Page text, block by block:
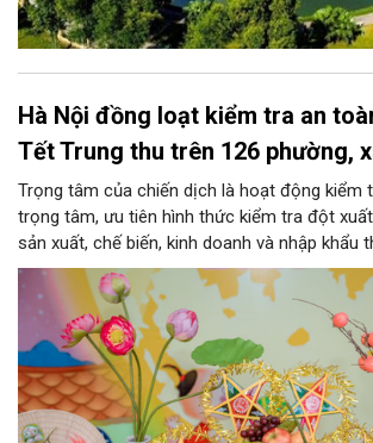
Hà Nội đồng loạt kiểm tra an
Tết Trung thu trên 126 phường,
Trọng tâm của chiến dịch là hoạt động kiểm
trọng tâm, ưu tiên hình thức kiểm tra đột
sản xuất, chế biến, kinh doanh và nhập khẩu
nhóm mặt hàng tiêu thụ mạnh như bánh
kẹo, rượu, bia, nước giải khát, phụ gia thực